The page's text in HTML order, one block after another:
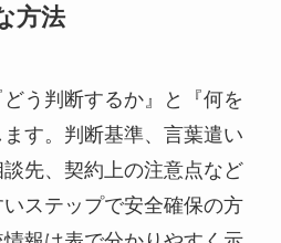
方法
う判断するか』と『何を
す。判断基準、言葉遣い
先、契約上の注意点など
ステップで安全確保の方